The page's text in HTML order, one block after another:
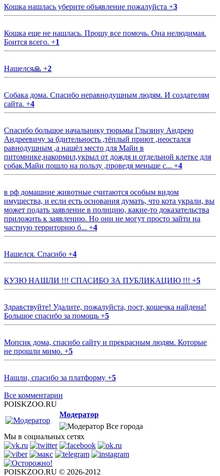
Кошка нашлась уберите объявление пожалуйста +3
Кошка еще не нашлась. Прошу все помочь. Она нелюдимая.
Боится всего. +1
Нашелся🙏 +2
Собака дома. Спасибо неравнодушным людям. И создателям
сайта. +4
Спасибо большое начальнику тюрьмы Глызину Андрею
Андреевичу за бдительность ,тёплый приют ,неостался
равнодушным ,а нашёл место для Майи в
питомнике,накормил,укрыл от дождя и отдельной клетке для
собак.Майи пошло на пользу ,проведя меньше с... +4
в рф домашние животные считаются особым видом
имущества, и если есть основания думать, что кота украли, вы
может подать заявление в полицию, какие-то доказательства
приложить к заявлению. Но они не могут просто зайти на
частную территорию б... +4
Нашелся. Спасибо +4
КУЗЮ НАШЛИ !!! СПАСИБО ЗА ПУБЛИКАЦИЮ !!! +5
Здравствуйте! Удалите, пожалуйста, пост, кошечка найдена!
Большое спасибо за помощь +5
Мопсик дома, спасибо сайту и прекрасным людям. Которые
не прошли мимо. +5
Нашли, спасибо за платформу +5
Все комментарии
POISKZOO.RU
Модератор
Все города
Мы в социальных сетях
POISKZOO.RU © 2026-2012